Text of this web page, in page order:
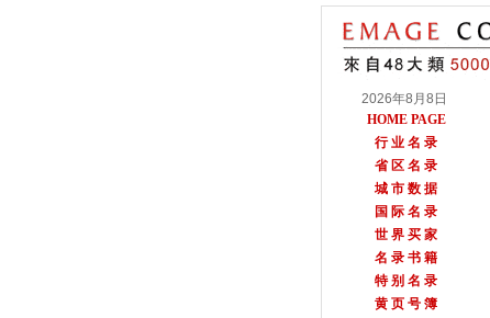
2026年8月8日
HOME PAGE
行 业 名 录
省 区 名 录
城 市 数 据
国 际 名 录
世 界 买 家
名 录 书 籍
特 别 名 录
黄 页 号 簿